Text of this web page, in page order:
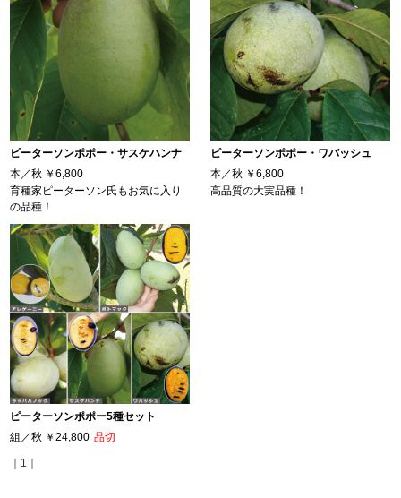
ピーターソンポポー・サスケハンナ
本／秋 ￥6,800
育種家ピーターソン氏もお気に入り
の品種！
ピーターソンポポー・ワバッシュ
本／秋 ￥6,800
高品質の大実品種！
ピーターソンポポー5種セット
組／秋 ￥24,800 品切
｜1｜